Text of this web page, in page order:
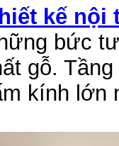
kế nội
bức
gỗ.
kính lớn